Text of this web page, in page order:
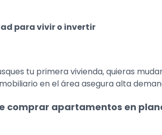
para vivir o invertir
tu primera vivienda, quieras
en el área asegura alta
comprar apartamentos en